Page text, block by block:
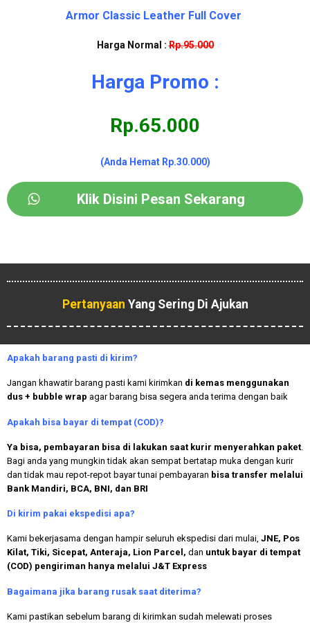
Armor Classic Leather Full Cover
Harga Normal :Rp.95.000
Harga Promo :
Rp.65.000
(Anda Hemat Rp.30.000)
Klik Disini Pesan Sekarang
Pertanyaan Yang Sering Di Ajukan
Apakah barang pasti di kirim?
Jangan khawatir barang pasti kami kirimkan di kemas menggunakan
dus + bubble wrap agar barang bisa segera anda terima dengan baik
Apakah bisa bayar di tempat (COD)?
Ya bisa, pembayaran bisa di lakukan saat kurir menyerahkan paket
Bagi anda yang mungkin tidak akan sempat bertatap muka dengan kurir
dan tidak mau repot-repot bayar tunai pembayaran bisa transfer melalui
Bank Mandiri, BCA, BNI, dan BRI
Di kirim pakai ekspedisi apa?
Kami bekerjasama dengan hampir seluruh ekspedisi dari mulai, JNE, Pos
Kilat, Tiki, Sicepat, Anteraja, Lion Parcel, dan untuk bayar di tempat
(COD) pengiriman hanya melalui J&T Express
Bagaimana jika barang rusak saat diterima?
Kami pastikan sebelum barang di kirimkan sudah melewati proses